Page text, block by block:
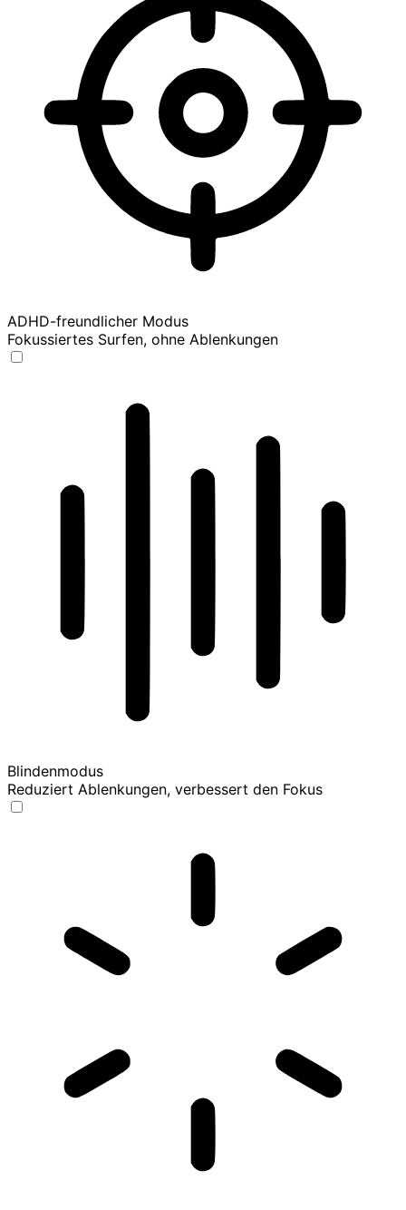
ADHD-freundlicher Modus
Fokussiertes Surfen, ohne Ablenkungen
Blindenmodus
Reduziert Ablenkungen, verbessert den Fokus